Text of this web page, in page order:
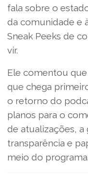
fala sobre o
da comunidade e
Sneak Peeks de
vir.
Ele comentou
que chega
o retorno do
planos para o
de atualizações, a
transparência e
meio do programa.